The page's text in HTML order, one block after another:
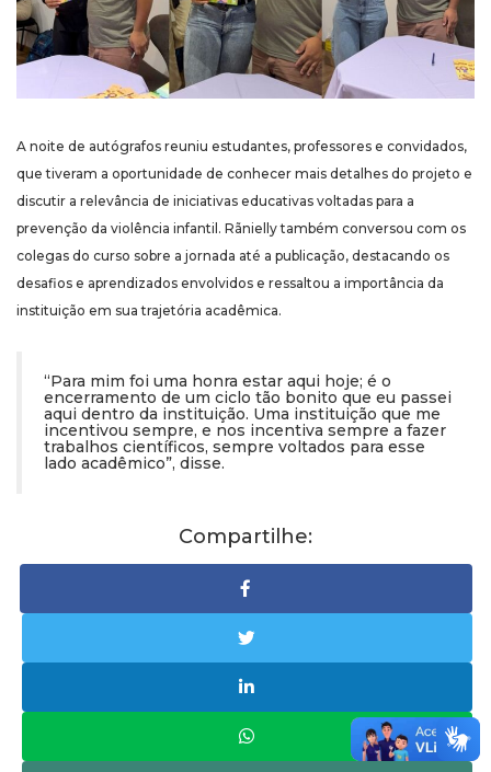
A noite de autógrafos reuniu estudantes, professores e convidados,
que tiveram a oportunidade de conhecer mais detalhes do projeto e
discutir a relevância de iniciativas educativas voltadas para a
prevenção da violência infantil. Rãnielly também conversou com os
colegas do curso sobre a jornada até a publicação, destacando os
desafios e aprendizados envolvidos e ressaltou a importância da
instituição em sua trajetória acadêmica.
“Para mim foi uma honra estar aqui hoje; é o
encerramento de um ciclo tão bonito que eu passei
aqui dentro da instituição. Uma instituição que me
incentivou sempre, e nos incentiva sempre a fazer
trabalhos científicos, sempre voltados para esse
lado acadêmico”, disse.
Compartilhe: